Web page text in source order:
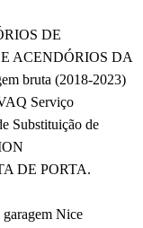
DE
ACENDÓRIOS DA
bruta (2018-2023)
Serviço
Substituição de
DE PORTA.
garagem Nice